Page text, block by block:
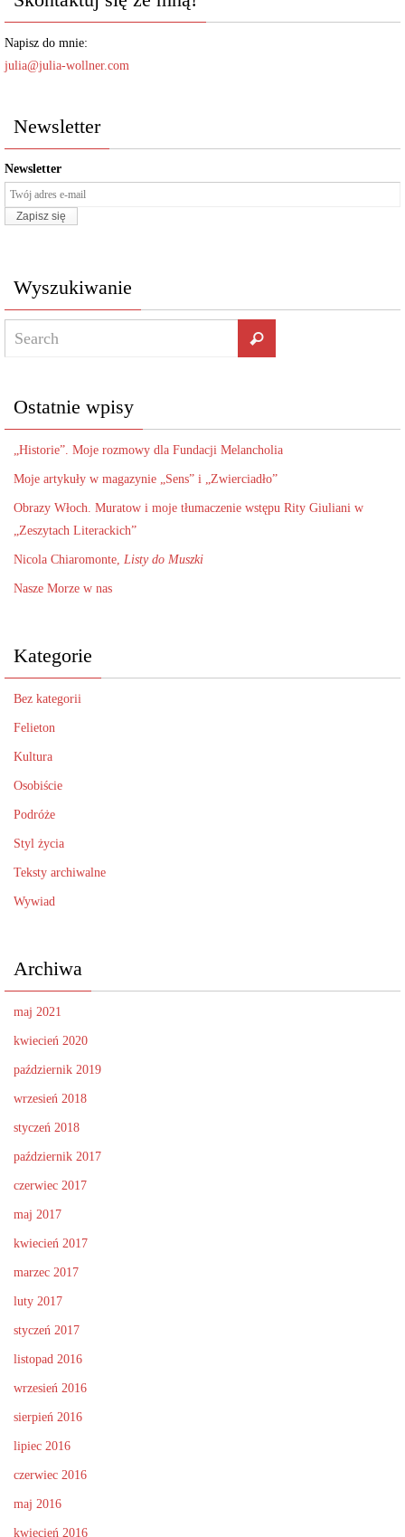
Napisz do mnie:
julia@julia-wollner.com
Newsletter
Newsletter
Wyszukiwanie
Ostatnie wpisy
„Historie”. Moje rozmowy dla Fundacji Melancholia
Moje artykuły w magazynie „Sens” i „Zwierciadło”
Obrazy Włoch. Muratow i moje tłumaczenie wstępu Rity Giuliani w
„Zeszytach Literackich”
Nicola Chiaromonte, Listy do Muszki
Nasze Morze w nas
Kategorie
Bez kategorii
Felieton
Kultura
Osobiście
Podróże
Styl życia
Teksty archiwalne
Wywiad
Archiwa
maj 2021
kwiecień 2020
październik 2019
wrzesień 2018
styczeń 2018
październik 2017
czerwiec 2017
maj 2017
kwiecień 2017
marzec 2017
luty 2017
styczeń 2017
listopad 2016
wrzesień 2016
sierpień 2016
lipiec 2016
czerwiec 2016
maj 2016
kwiecień 2016